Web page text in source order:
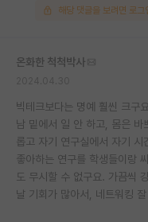
해당 댓글을 보려면 로그
온화한 척척박사
빅테크보다는 명예 훨씬 크구
남 밑에서 일 안 하고, 몸은 바
롭고 자기 연구실에서 자기 시
좋아하는 연구를 학생들이랑
도 무시할 수 없구요. 가끔씩
날 기회가 많아서, 네트워킹